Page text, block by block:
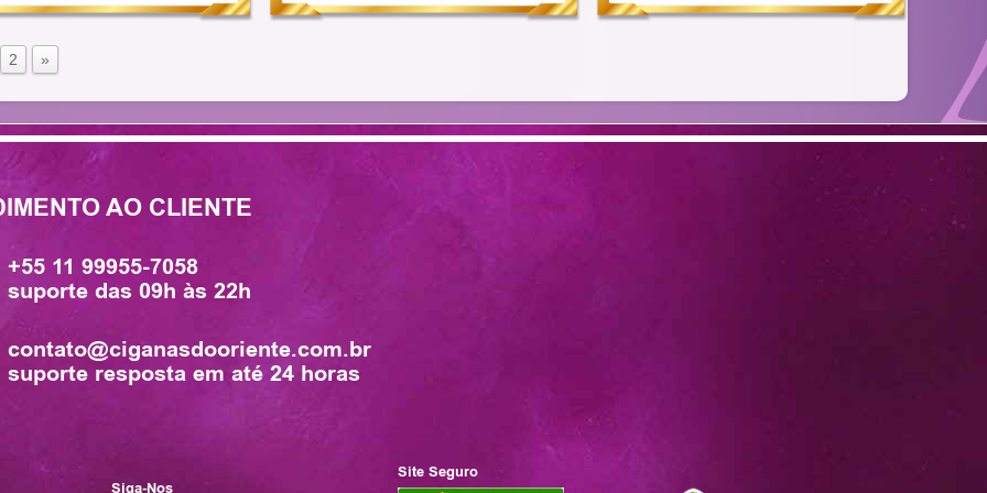
2 »
AO CLIENTE
+55 11 99955-7058
suporte das 09h às 22h
contato@ciganasdooriente.com.br
suporte resposta em até 24 horas
Siga-Nos
Site Seguro